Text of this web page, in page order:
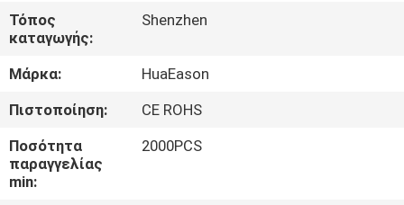
ΠΕΡΊΠΟΥ
ΕΜΕΊΣ
ΓΎΡΟΣ
ΕΡΓΟΣΤΑΣΊΩΝ
Τόπος
καταγωγής:
Shenzhen
Μάρκα:
HuaEason
Πιστοποίηση:
CE ROHS
Ποσότητα
παραγγελίας
min:
2000PCS